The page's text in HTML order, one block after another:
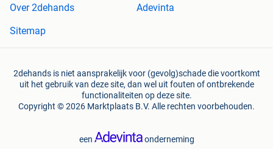
Over 2dehands
Adevinta
Sitemap
2dehands is niet aansprakelijk voor (gevolg)schade die voortkomt
uit het gebruik van deze site, dan wel uit fouten of ontbrekende
functionaliteiten op deze site.
Copyright © 2026 Marktplaats B.V. Alle rechten voorbehouden.
een onderneming